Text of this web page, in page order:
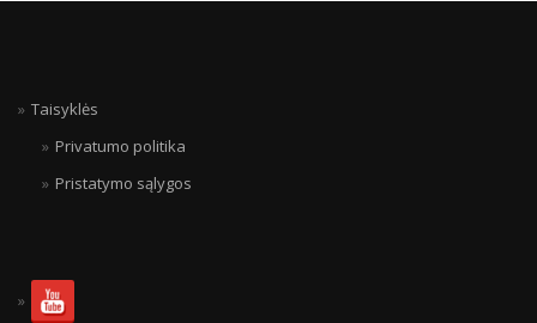
Taisyklės
Privatumo politika
Pristatymo sąlygos